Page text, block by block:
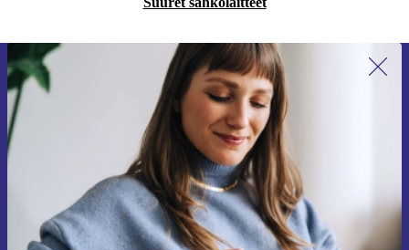
Liity ensimmäistä kertaa uutiskirjeen
tilaajaksi ja säästä 15 €!
Älä missaa enää yhtäkään tarjousta.
Pyydä etukuponki